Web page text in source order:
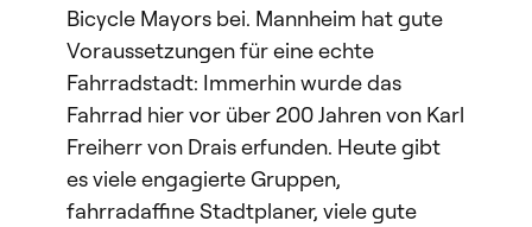
Bicycle Mayors bei. Mannheim hat gute
Voraussetzungen für eine echte
Fahrradstadt: Immerhin wurde das
Fahrrad hier vor über 200 Jahren von Karl
Freiherr von Drais erfunden. Heute gibt
es viele engagierte Gruppen,
fahrradaffine Stadtplaner, viele gute